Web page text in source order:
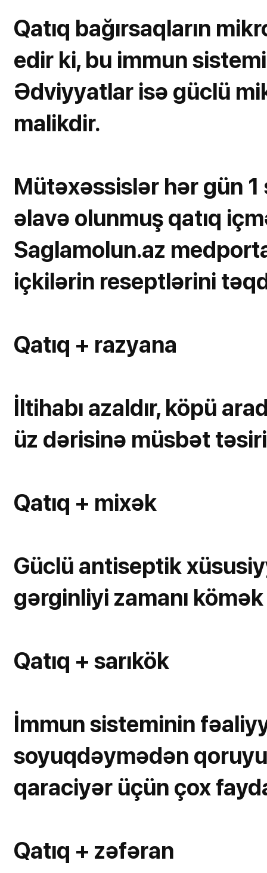
Qatıq bağırsaqların
edir ki, bu immun
Ədviyyatlar isə güclü
malikdir.
Mütəxəssislər hər gün
əlavə olunmuş qatıq
Saglamolun.az
içkilərin reseptlərini
Qatıq + razyana
İltihabı azaldır, köpü
üz dərisinə müsbət
Qatıq + mixək
Güclü antiseptik
gərginliyi zamanı
Qatıq + sarıkök
İmmun sisteminin
soyuqdəymədən
qaraciyər üçün çox
Qatıq + zəfəran